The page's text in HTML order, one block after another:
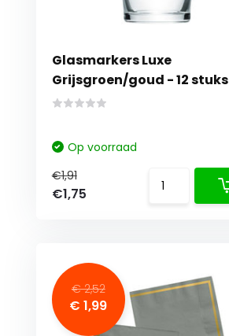
Glasmarkers Luxe
Grijsgroen/goud - 12 stuks
Op voorraad
€1,91
€1,75
€ 2,52
€ 1,99